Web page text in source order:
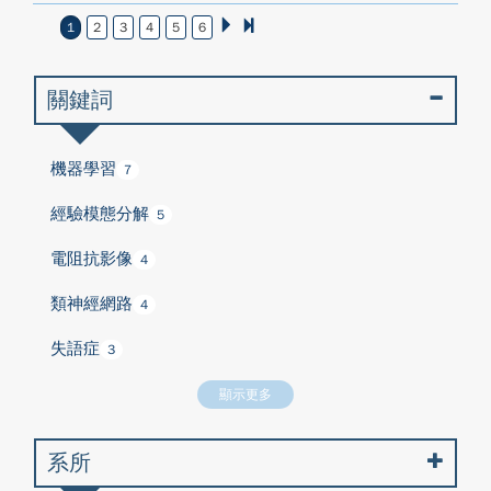
1 2 3 4 5 6
關鍵詞
機器學習 7
經驗模態分解 5
電阻抗影像 4
類神經網路 4
失語症 3
顯示更多
系所